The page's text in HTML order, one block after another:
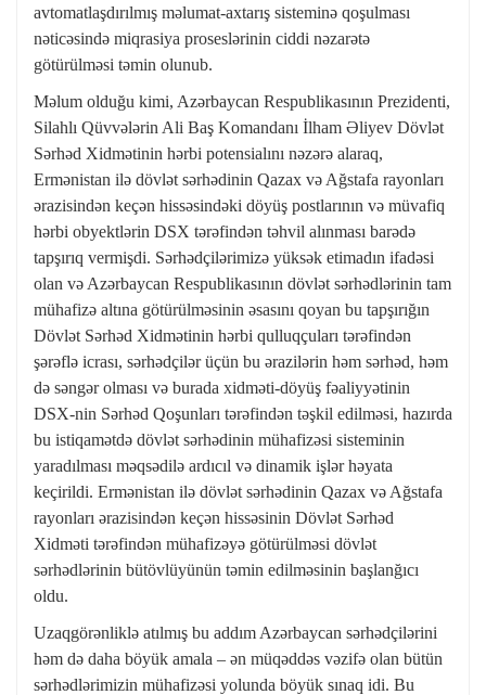
avtomatlaşdırılmış məlumat-axtarış sisteminə qoşulması
nəticəsində miqrasiya proseslərinin ciddi nəzarətə
götürülməsi təmin olunub.
Məlum olduğu kimi, Azərbaycan Respublikasının Prezidenti,
Silahlı Qüvvələrin Ali Baş Komandanı İlham Əliyev Dövlət
Sərhəd Xidmətinin hərbi potensialını nəzərə alaraq,
Ermənistan ilə dövlət sərhədinin Qazax və Ağstafa rayonları
ərazisindən keçən hissəsindəki döyüş postlarının və müvafiq
hərbi obyektlərin DSX tərəfindən təhvil alınması barədə
tapşırıq vermişdi. Sərhədçilərimizə yüksək etimadın ifadəsi
olan və Azərbaycan Respublikasının dövlət sərhədlərinin tam
mühafizə altına götürülməsinin əsasını qoyan bu tapşırığın
Dövlət Sərhəd Xidmətinin hərbi qulluqçuları tərəfindən
şərəflə icrası, sərhədçilər üçün bu ərazilərin həm sərhəd, həm
də səngər olması və burada xidməti-döyüş fəaliyyətinin
DSX-nin Sərhəd Qoşunları tərəfindən təşkil edilməsi, hazırda
bu istiqamətdə dövlət sərhədinin mühafizəsi sisteminin
yaradılması məqsədilə ardıcıl və dinamik işlər həyata
keçirildi. Ermənistan ilə dövlət sərhədinin Qazax və Ağstafa
rayonları ərazisindən keçən hissəsinin Dövlət Sərhəd
Xidməti tərəfindən mühafizəyə götürülməsi dövlət
sərhədlərinin bütövlüyünün təmin edilməsinin başlanğıcı
oldu.
Uzaqgörənliklə atılmış bu addım Azərbaycan sərhədçilərini
həm də daha böyük amala – ən müqəddəs vəzifə olan bütün
sərhədlərimizin mühafizəsi yolunda böyük sınaq idi. Bu